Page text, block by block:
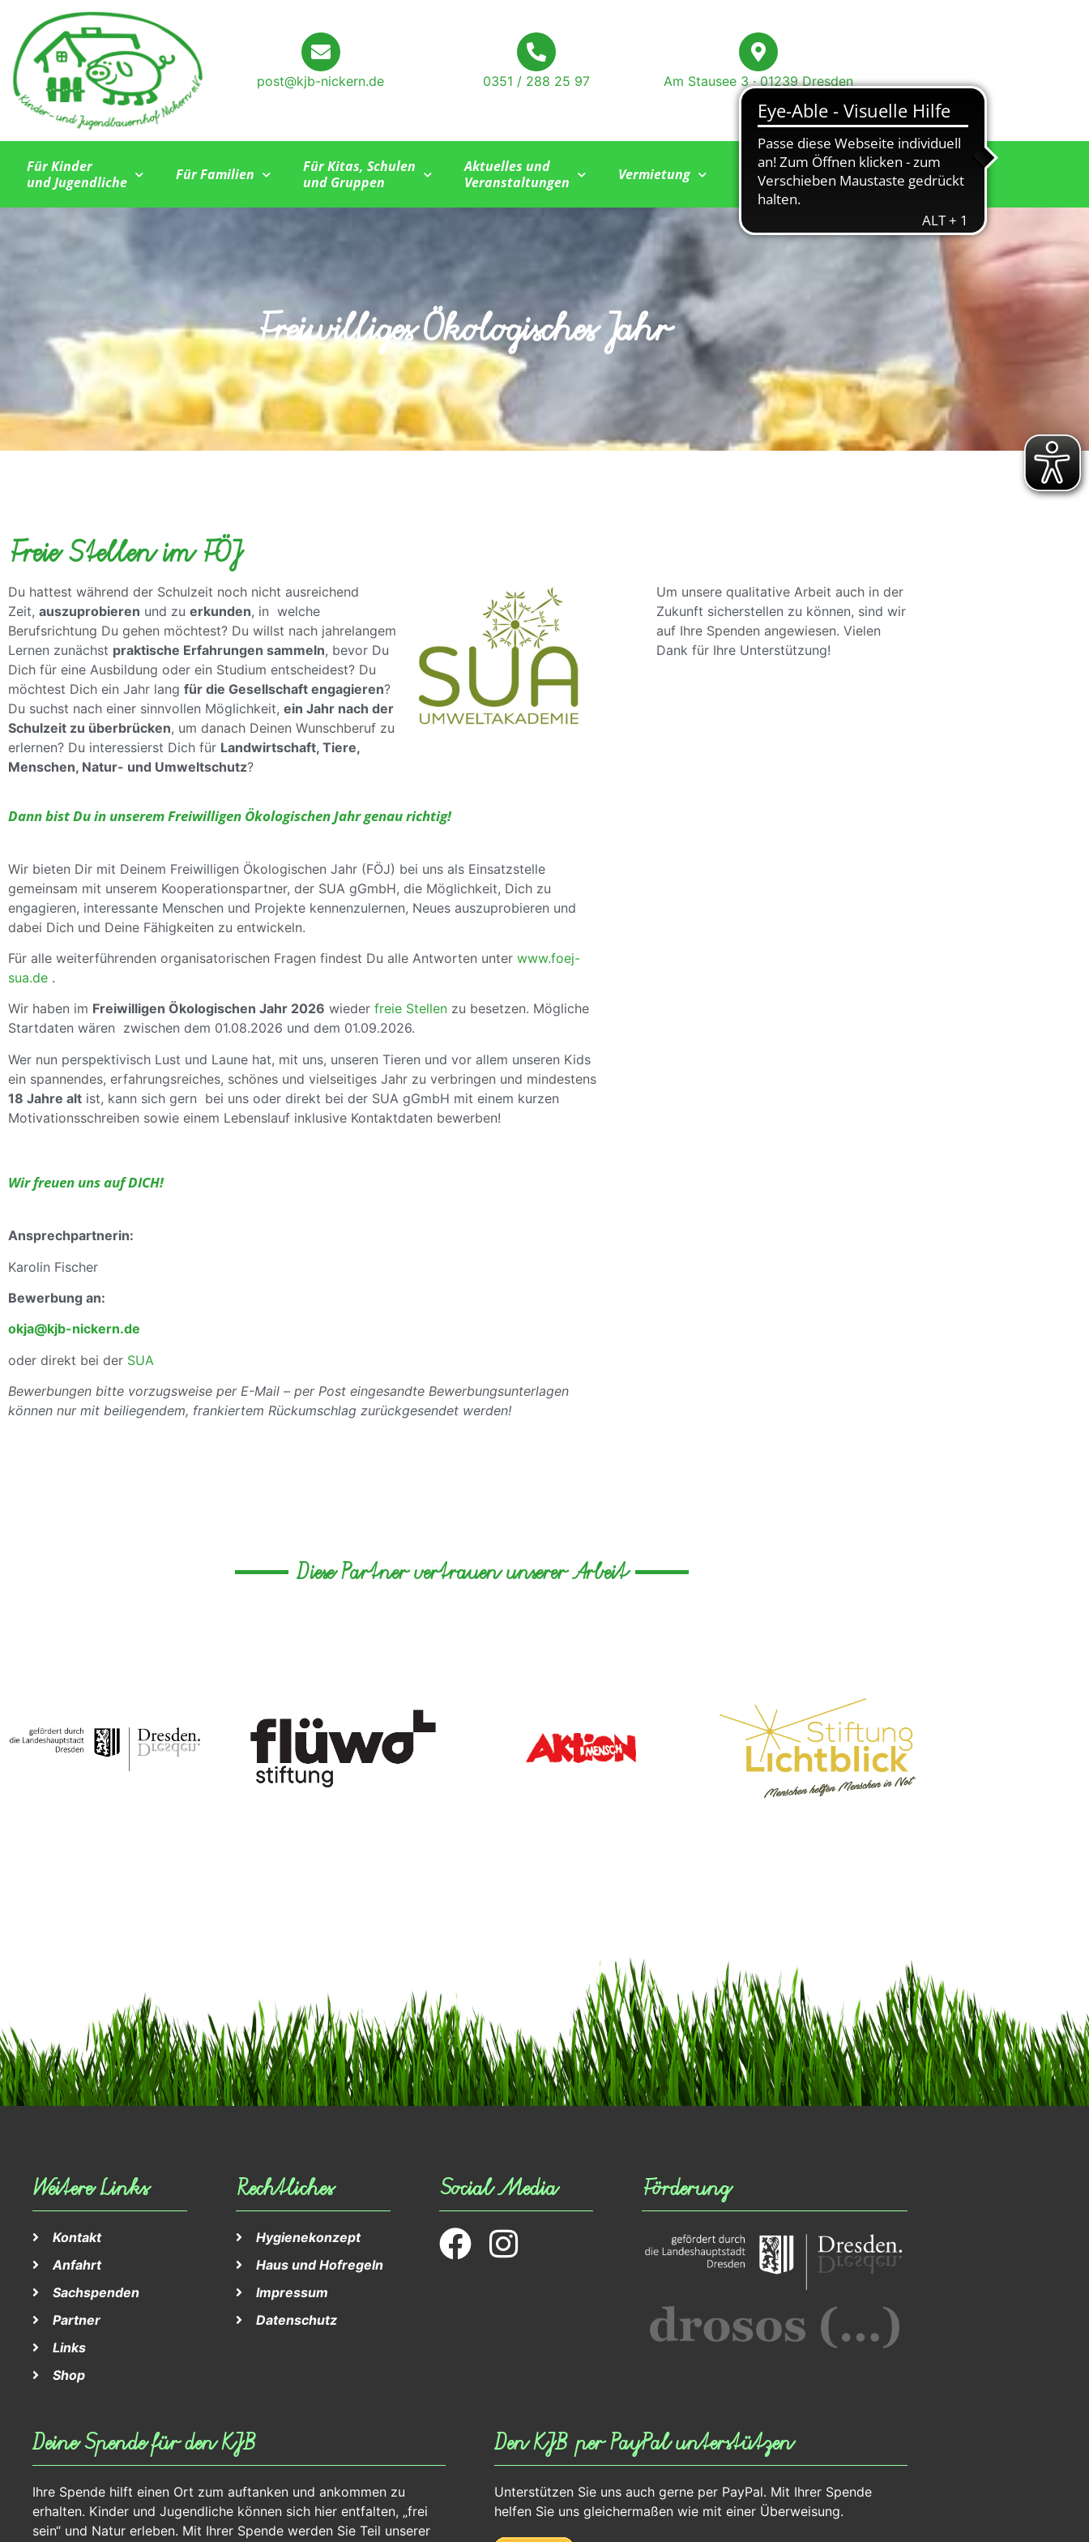
post@kjb-nickern.de 0351 / 288 25 97 Am Stausee 3 · 01239 Dresden
Für Kinder
und Jugendliche
Für Familien
Für Kitas, Schulen
und Gruppen
Aktuelles und
Veranstaltungen
Vermietung Spenden Verein
Freiwilliges Ökologisches Jahr
Freie Stellen im FÖJ
Du hattest während der Schulzeit noch nicht ausreichend
Zeit, auszuprobieren und zu erkunden, in welche
Berufsrichtung Du gehen möchtest? Du willst nach jahrelangem
Lernen zunächst praktische Erfahrungen sammeln, bevor Du
Dich für eine Ausbildung oder ein Studium entscheidest? Du
möchtest Dich ein Jahr lang für die Gesellschaft engagieren?
Du suchst nach einer sinnvollen Möglichkeit, ein Jahr nach der
Schulzeit zu überbrücken, um danach Deinen Wunschberuf zu
erlernen? Du interessierst Dich für Landwirtschaft, Tiere,
Menschen, Natur- und Umweltschutz?
Dann bist Du in unserem Freiwilligen Ökologischen Jahr genau richtig!
Wir bieten Dir mit Deinem Freiwilligen Ökologischen Jahr (FÖJ) bei uns als Einsatzstelle
gemeinsam mit unserem Kooperationspartner, der SUA gGmbH, die Möglichkeit, Dich zu
engagieren, interessante Menschen und Projekte kennenzulernen, Neues auszuprobieren und
dabei Dich und Deine Fähigkeiten zu entwickeln.
Für alle weiterführenden organisatorischen Fragen findest Du alle Antworten unter www.foej-
sua.de .
Wir haben im Freiwilligen Ökologischen Jahr 2026 wieder freie Stellen zu besetzen. Mögliche
Startdaten wären zwischen dem 01.08.2026 und dem 01.09.2026.
Wer nun perspektivisch Lust und Laune hat, mit uns, unseren Tieren und vor allem unseren Kids
ein spannendes, erfahrungsreiches, schönes und vielseitiges Jahr zu verbringen und mindestens
18 Jahre alt ist, kann sich gern bei uns oder direkt bei der SUA gGmbH mit einem kurzen
Motivationsschreiben sowie einem Lebenslauf inklusive Kontaktdaten bewerben!
Wir freuen uns auf DICH!
Ansprechpartnerin:
Karolin Fischer
Bewerbung an:
okja@kjb-nickern.de
oder direkt bei der SUA
Bewerbungen bitte vorzugsweise per E-Mail – per Post eingesandte Bewerbungsunterlagen
können nur mit beiliegendem, frankiertem Rückumschlag zurückgesendet werden!
Um unsere qualitative Arbeit auch in der
Zukunft sicherstellen zu können, sind wir
auf Ihre Spenden angewiesen. Vielen
Dank für Ihre Unterstützung!
Diese Partner vertrauen unserer Arbeit
Weitere Links
Kontakt
Anfahrt
Sachspenden
Partner
Links
Shop
Rechtliches
Hygienekonzept
Haus und Hofregeln
Impressum
Datenschutz
Social Media Förderung
Deine Spende für den KJB
Ihre Spende hilft einen Ort zum auftanken und ankommen zu
erhalten. Kinder und Jugendliche können sich hier entfalten, „frei
sein“ und Natur erleben. Mit Ihrer Spende werden Sie Teil unserer
Den KJB per PayPal unterstützen
Unterstützen Sie uns auch gerne per PayPal. Mit Ihrer Spende
helfen Sie uns gleichermaßen wie mit einer Überweisung.